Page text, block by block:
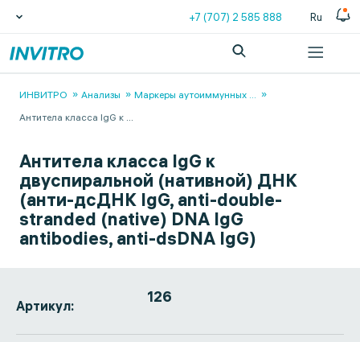
+7 (707) 2 585 888 Ru
ИНВИТРО Анализы Маркеры аутоиммунных ...
Антитела класса IgG к ...
Антитела класса IgG к
двуспиральной (нативной) ДНК
(анти-дсДНК IgG, anti-double-
stranded (native) DNA IgG
antibodies, anti-dsDNA IgG)
Артикул: 126